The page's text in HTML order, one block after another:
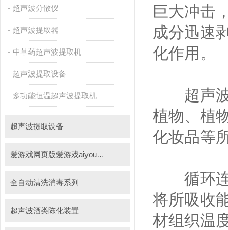
超声波分散仪
超声波提取器
中草药超声波提取机
超声波提取设备
多功能恒温超声波提取机
超声波提取设备
爱游戏网页版爱游戏aiyouxi（中国）_爱游戏aiyouxi（中国）
全自动清洗消毒系列
超声波酒类陈化装置
巨大冲击
成分迅速
化作用。
超声波
植物、植
化妆品等
循环连
将所吸收
材组织温